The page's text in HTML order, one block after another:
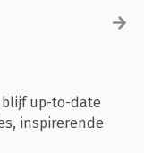
blijf up-to-date
inspirerende